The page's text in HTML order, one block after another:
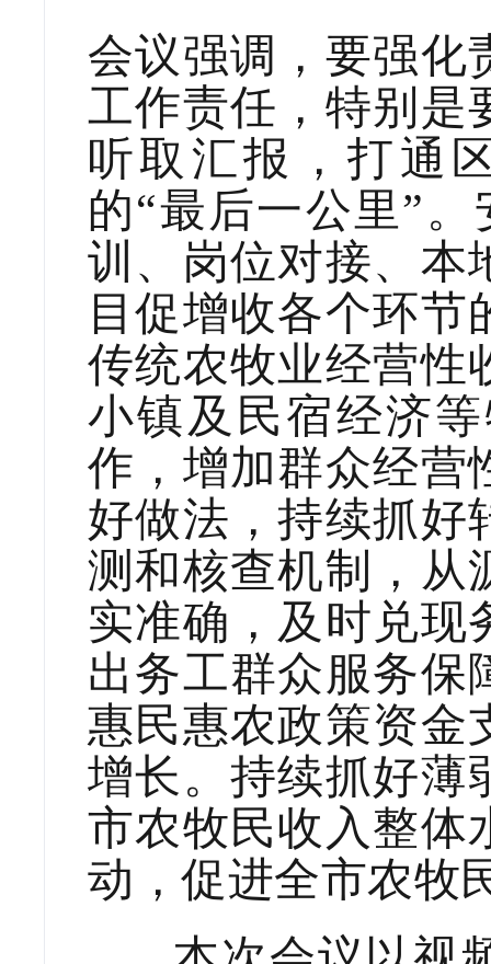
会议强调，要强化
工作责任，特别是
听取汇报，打通
的“最后一公里”。
训、岗位对接、本
目促增收各个环
传统农牧业经营性
小镇及民宿经济
作，增加群众经营
好做法，持续抓好
测和核查机制，从
实准确，及时兑现
出务工群众服务保
惠民惠农政策资金
增长。持续抓好薄
市农牧民收入整体
动，促进全市农牧